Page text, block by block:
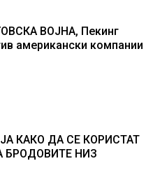
ВОЈНА, Пекинг
американски компании
КАКО ДА СЕ КОРИСТАТ
БРОДОВИТЕ НИЗ